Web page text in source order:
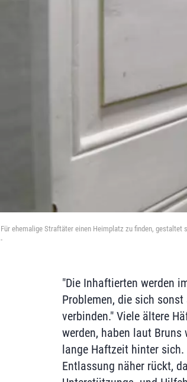
Für ehemalige Straftäter einen Heimplatz zu finden,
-
"Die Inhaftierten werden
Problemen, die sich
verbinden." Viele ältere
werden, haben laut Bruns
lange Haftzeit hinter
Entlassung näher rückt,